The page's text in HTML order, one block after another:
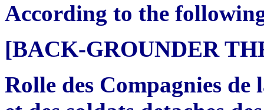
According to the
[BACK-GROUNDER
Rolle des Compagnies de